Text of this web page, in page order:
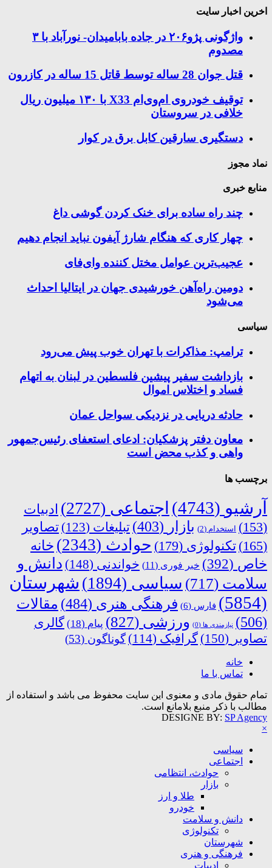
اخرین اخبار سایت
واژگونی پژو۲۰۶ در جاده بابامیدان- نورآباد با ۳
مصدوم
قتل جوان 28 ساله توسط قاتل 15 ساله در کازرون
توقیف خودروی ام‌وی‌ام X33 با ۱۳۰ میلیون ریال
خلافی در سروستان
دستگیری سارقین کابل برق در کوار
نماد مجوز
منابع خبری
چند راه‌ ساده برای خنک کردن گوشی داغ
چهار کاری که هنگام شارژ آیفون نباید انجام دهیم
عجیب‌ترین عوامل مختل کننده وای‌فای
دومین راه‌آهن خورشیدی جهان در ایتالیا احداث
می‌شود
سیاسی
ترامپ: مذاکرات با تهران خوب پیش می‌رود
بازداشت سفیر پیشین فلسطین در لبنان به اتهام
فساد و اختلاس اموال
حادثه دریایی در نزدیکی سواحل عمان
معاون دفتر پزشکیان: ادعای استعفای رئیس‌جمهور
واهی و کذب محض است
برچسب ها
آرشیو (4743) اجتماعی (2727)
ادبیات
(153)
استخدام (2) بازار (403) تبلیغات (123)
تصاویر
(165)
تکنولوژی (179) حوادث (2343)
خانه
خاص (392) خبر فوری (11) خواندنی (148)
دانش و
سلامت (717) سیاسی (1894)
شهرستان
(5854)
فارس (6) فرهنگی هنری (484)
مقالات
(506)
نیازمندی ها (0) ورزشی (827) پیام (18)
گالری
تصاویر (150) گرافیک (114) گوناگون (53)
خانه
تماس با ما
تمام حقوق مادی و معنوی این سایت محفوظ می باشد و استفاده از
مطالب با ذکر منبع بلامانع است.
DESIGNE BY: SP Agency
×
سیاسی
اجتماعی
حوادث، انتظامی
بازار
طلا و ارز
خودرو
دانش و سلامت
تکنولوژی
شهرستان
فرهنگی و هنری
ادبیات